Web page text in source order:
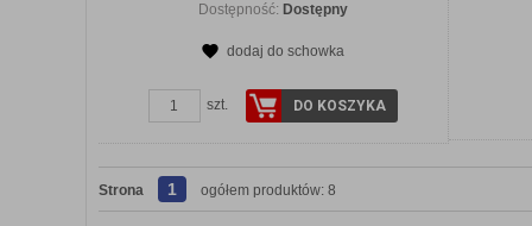
Dostępność: Dostępny
dodaj do schowka
szt. DO KOSZYKA
Strona 1 ogółem produktów: 8